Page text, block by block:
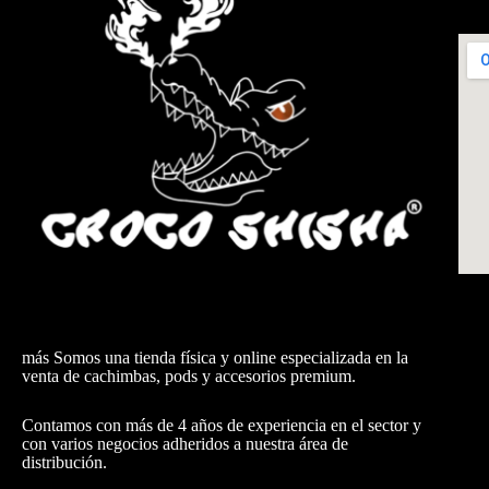
más Somos una tienda física y online especializada en la
venta de cachimbas, pods y accesorios premium.
Contamos con más de 4 años de experiencia en el sector y
con varios negocios adheridos a nuestra área de
distribución.